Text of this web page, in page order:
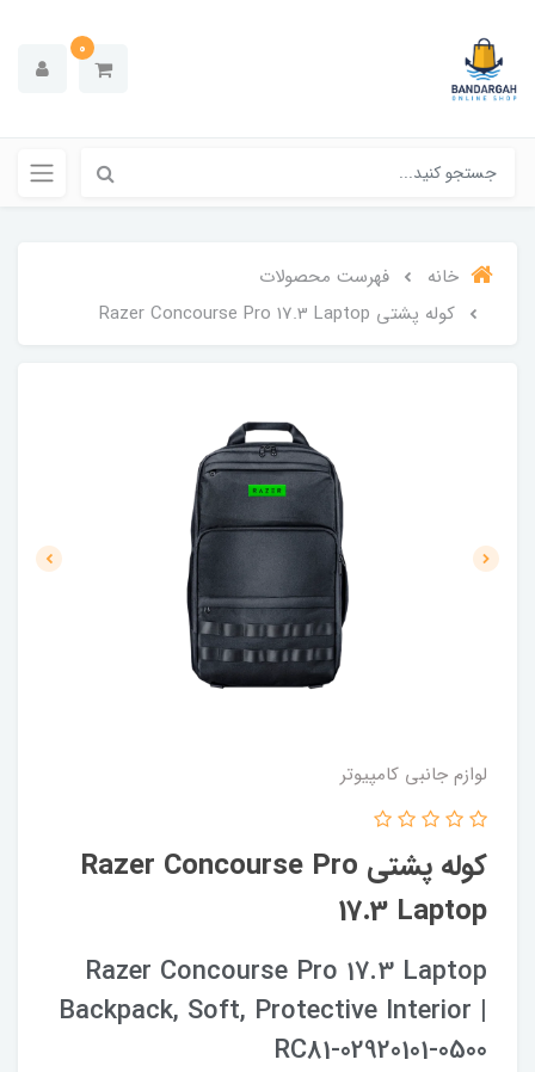
0
خانه
فهرست محصولات
كوله پشتى Razer Concourse Pro 17.3 Laptop
لوازم جانبی کامپیوتر
كوله پشتى Razer Concourse Pro
17.3 Laptop
Razer Concourse Pro 17.3 Laptop
Backpack, Soft, Protective Interior |
RC81-02920101-0500